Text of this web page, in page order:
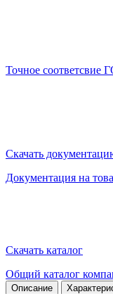
Точное соответсвие
Скачать
Документация на
Скачать каталог
Общий каталог
Описание